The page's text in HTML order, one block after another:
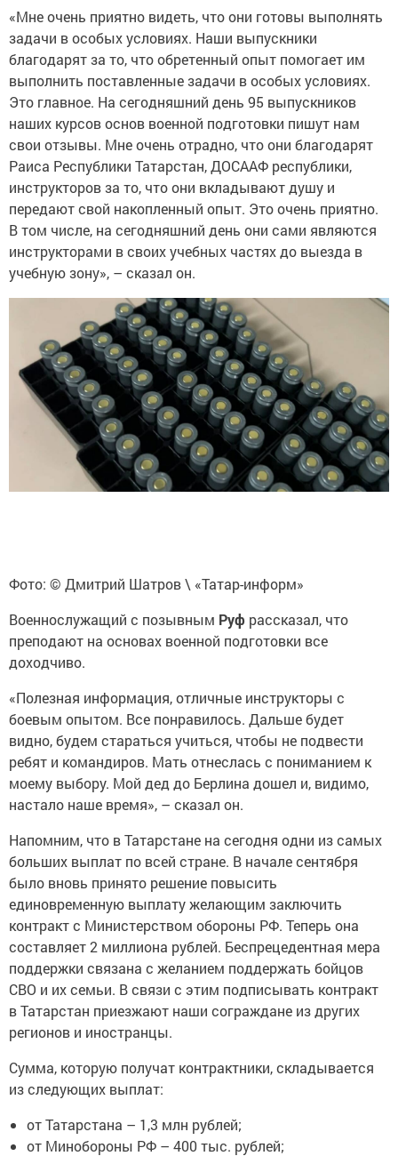
«Мне очень приятно видеть, что они готовы выполнять
задачи в особых условиях. Наши выпускники
благодарят за то, что обретенный опыт помогает им
выполнить поставленные задачи в особых условиях.
Это главное. На сегодняшний день 95 выпускников
наших курсов основ военной подготовки пишут нам
свои отзывы. Мне очень отрадно, что они благодарят
Раиса Республики Татарстан, ДОСААФ республики,
инструкторов за то, что они вкладывают душу и
передают свой накопленный опыт. Это очень приятно.
В том числе, на сегодняшний день они сами являются
инструкторами в своих учебных частях до выезда в
учебную зону», – сказал он.
Фото: © Дмитрий Шатров \ «Татар-информ»
Военнослужащий с позывным Руф рассказал, что
преподают на основах военной подготовки все
доходчиво.
«Полезная информация, отличные инструкторы с
боевым опытом. Все понравилось. Дальше будет
видно, будем стараться учиться, чтобы не подвести
ребят и командиров. Мать отнеслась с пониманием к
моему выбору. Мой дед до Берлина дошел и, видимо,
настало наше время», – сказал он.
Напомним, что в Татарстане на сегодня одни из самых
больших выплат по всей стране. В начале сентября
было вновь принято решение повысить
единовременную выплату желающим заключить
контракт с Министерством обороны РФ. Теперь она
составляет 2 миллиона рублей. Беспрецедентная мера
поддержки связана с желанием поддержать бойцов
СВО и их семьи. В связи с этим подписывать контракт
в Татарстан приезжают наши сограждане из других
регионов и иностранцы.
Сумма, которую получат контрактники, складывается
из следующих выплат:
от Татарстана – 1,3 млн рублей;
от Минобороны РФ – 400 тыс. рублей;